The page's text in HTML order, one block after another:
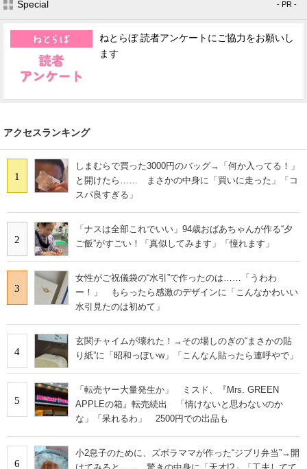
Special - PR -
ねとらぼ 読者アンケートにご協力をお願いし
ます
アクセスランキング
1
しまむらで買った3000円のバッグ→「何か入ってる！」
と開けたら…… まさかの中身に「買いに走った」「コ
スパ良すぎる」
2
「ナスは全部これでいい」94歳おばあちゃんが作る“夕
ご飯”がすごい！「真似してみます」「憧れます」
3
女性がご祝儀袋の“水引”で作ったのは……「うわわ
ー！」 もらったら感激のデザインに「こんなかわいい
水引見たのは初めて」
4
玄関チャイムが壊れた！→その場しのぎの“まさかの貼
り紙”に「昭和っぽいw」「こんなん貼ったら連呼やで」
5
「転売ヤー大量発生か」 ミスド、『Mrs. GREEN
APPLEの箱』転売続出 「情けないと思わないのか
な」「呆れるわ」 2500円での出品も
6
小2息子のために、ズボラママが作った“ジブリ弁当”→開